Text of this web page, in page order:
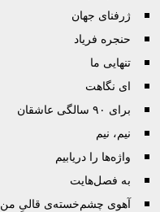
ژرفنای جهان
حنجره فریاد
تنهایی ما
ای نگاهت
برای ٩٠ سالگی عاشقان
نیم، نیم
واژه‌ها را دریابیم
به فصل‌هایت
آهوی چشم‌خسته‌ی قالیِ من